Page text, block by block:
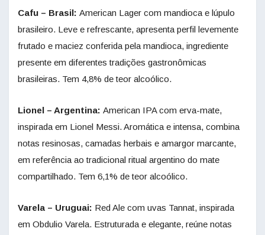
Cafu – Brasil: American Lager com mandioca e lúpulo
brasileiro. Leve e refrescante, apresenta perfil levemente
frutado e maciez conferida pela mandioca, ingrediente
presente em diferentes tradições gastronômicas
brasileiras. Tem 4,8% de teor alcoólico.
Lionel – Argentina: American IPA com erva-mate,
inspirada em Lionel Messi. Aromática e intensa, combina
notas resinosas, camadas herbais e amargor marcante,
em referência ao tradicional ritual argentino do mate
compartilhado. Tem 6,1% de teor alcoólico.
Varela – Uruguai: Red Ale com uvas Tannat, inspirada
em Obdulio Varela. Estruturada e elegante, reúne notas